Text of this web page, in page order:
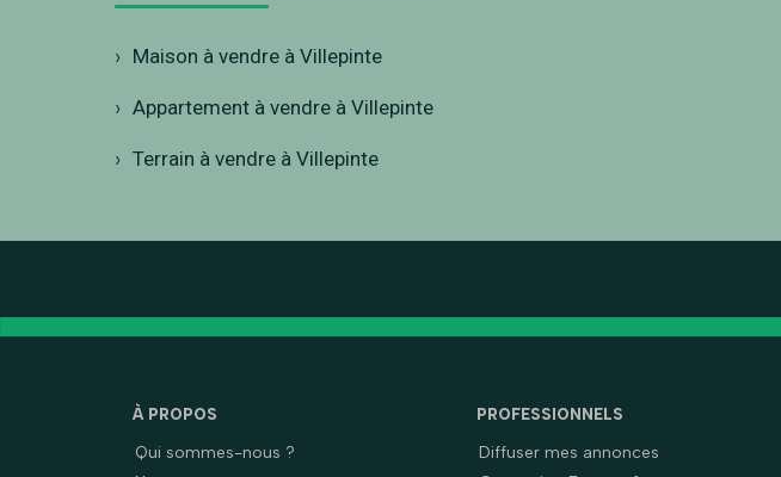
Maison à vendre à Villepinte
Appartement à vendre à Villepinte
Terrain à vendre à Villepinte
À PROPOS
Qui sommes-nous ?
PROFESSIONNELS
Diffuser mes annonces